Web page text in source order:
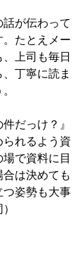
が伝わって
たとえメー
上司も毎日
丁寧に読ま
だっけ？』
られるよう資
で資料に目
は決めても
つ姿勢も大事